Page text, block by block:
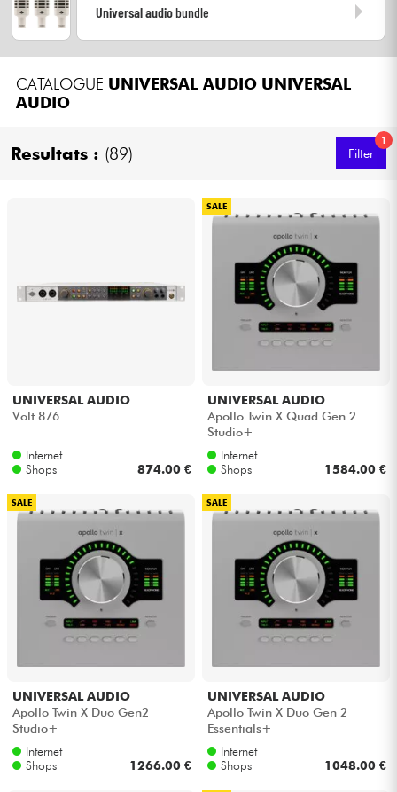
Kabel & Zubehöre
HiFi
Universal audiobundle
CATALOGUE UNIVERSAL AUDIO UNIVERSAL
AUDIO
Resultats : (89)
1
Filter
UNIVERSAL AUDIO
Volt 876
Internet
Shops
874.00 €
SALE
UNIVERSAL AUDIO
Apollo Twin X Quad Gen 2
Studio+
Internet
Shops
1584.00 €
SALE
UNIVERSAL AUDIO
Apollo Twin X Duo Gen2
Studio+
Internet
Shops
1266.00 €
SALE
UNIVERSAL AUDIO
Apollo Twin X Duo Gen 2
Essentials+
Internet
Shops
1048.00 €